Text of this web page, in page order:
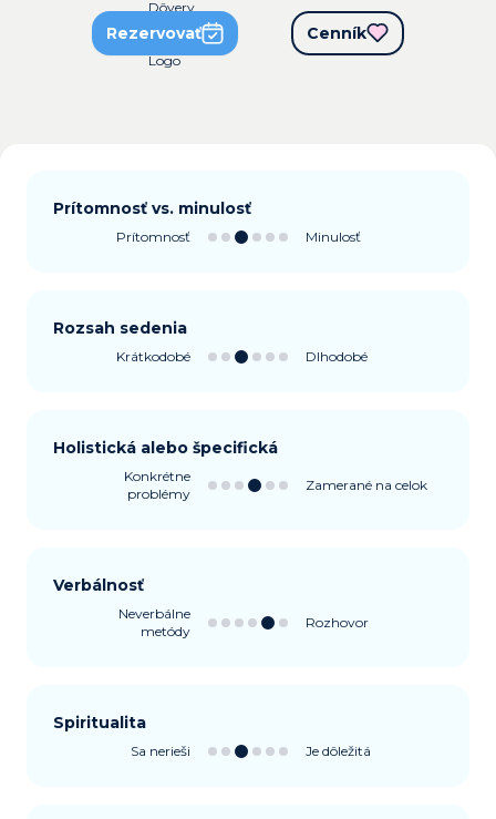
Rezervovať Cenník
Prítomnosť vs. minulosť
Prítomnosť Minulosť
Rozsah sedenia
Krátkodobé Dlhodobé
Holistická alebo špecifická
Konkrétne
problémy
Zamerané na celok
Verbálnosť
Neverbálne
metódy
Rozhovor
Spiritualita
Sa nerieši Je dôležitá